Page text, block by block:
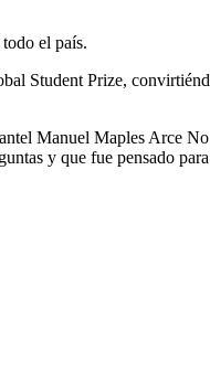
el país.
Student Prize,
Manuel Maples Arce
y que fue pensado